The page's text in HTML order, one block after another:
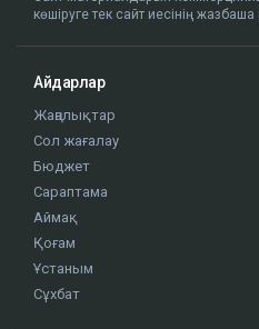
көшіруге тек сайт иесінің жазбаша
Айдарлар
Жаңалықтар
Сол жағалау
Бюджет
Сараптама
Аймақ
Қоғам
Ұстаным
Сұхбат